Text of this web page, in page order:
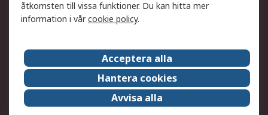
Betalningsalternativ
Om RS
Försäljningsvillkor
Det juridiska
Press Centre
Jobba hos RS
ESG
åtkomsten till vissa funktioner. Du kan hitta mer
information i vårcookie policy.
Acceptera alla
Hantera cookies
Avvisa alla